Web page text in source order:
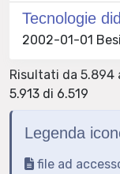
Tecnologie
2002-01-01
Risultati da 5.894
5.913 di 6.519
Legenda
file ad